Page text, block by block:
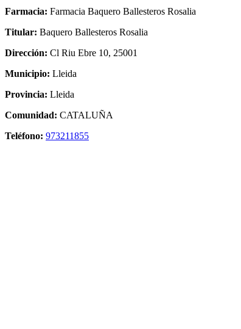
Farmacia: Farmacia Baquero Ballesteros Rosalia
Titular: Baquero Ballesteros Rosalia
Dirección: Cl Riu Ebre 10, 25001
Municipio: Lleida
Provincia: Lleida
Comunidad: CATALUÑA
Teléfono: 973211855